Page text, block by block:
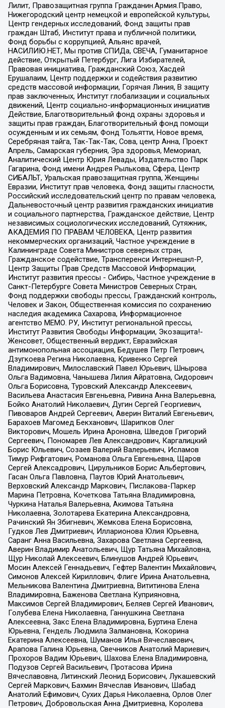
Лилит, Правозащитная группа Гражданин.Армия.Право,
Нижегородский центр немецкой и европейской культуры,
Центр гендерных исследований, Фонд защиты прав
граждан Штаб, Институт права и публичной политики,
Фонд борьбы с коррупцией, Альянс врачей,
НАСИЛИЮ.НЕТ, Мы против СПИДа, СВЕЧА, Гуманитарное
действие, Открытый Петербург, Лига Избирателей,
Правовая инициатива, Гражданский Союз, Хасдей
Ерушалаим, Центр поддержки и содействия развитию
средств массовой информации, Горячая Линия, В защиту
прав заключенных, Институт глобализации и социальных
движений, Центр социально-информационных инициатив
Действие, Благотворительный фонд охраны здоровья и
защиты прав граждан, Благотворительный фонд помощи
осужденным и их семьям, Фонд Тольятти, Новое время,
Серебряная тайга, Так-Так-Так, Сова, центр Анна, Проект
Апрель, Самарская губерния, Эра здоровья, Мемориал,
Аналитический Центр Юрия Левады, Издательство Парк
Гагарина, Фонд имени Андрея Рылькова, Сфера, Центр
СИБАЛЬТ, Уральская правозащитная группа, Женщины
Евразии, Институт прав человека, Фонд защиты гласности,
Российский исследовательский центр по правам человека,
Дальневосточный центр развития гражданских инициатив
и социального партнерства, Гражданское действие, Центр
независимых социологических исследований, Сутяжник,
АКАДЕМИЯ ПО ПРАВАМ ЧЕЛОВЕКА, Центр развития
некоммерческих организаций, Частное учреждение в
Калининграде Совета Министров северных стран,
Гражданское содействие, Трансперенси Интернешнл-Р,
Центр Защиты Прав Средств Массовой Информации,
Институт развития прессы - Сибирь, Частное учреждение в
Санкт-Петербурге Совета Министров Северных Стран,
Фонд поддержки свободы прессы, Гражданский контроль,
Человек и Закон, Общественная комиссия по сохранению
наследия академика Сахарова, Информационное
агентство МЕМО. РУ, Институт региональной прессы,
Институт Развития Свободы Информации, Экозащита!-
Женсовет, Общественный вердикт, Евразийская
антимонопольная ассоциация, Бедушев Петр Петрович,
Дзугкоева Регина Николаевна, Кривенко Сергей
Владимирович, Милославский Павел Юрьевич, Шнырова
Ольга Вадимовна, Чанышева Лилия Айратовна, Сидорович
Ольга Борисовна, Туровский Александр Алексеевич,
Васильева Анастасия Евгеньевна, Ривина Анна Валерьевна,
Бойко Анатолий Николаевич, Дугин Сергей Георгиевич,
Пивоваров Андрей Сергеевич, Аверин Виталий Евгеньевич,
Барахоев Магомед Бекханович, Шарипков Олег
Викторович, Мошель Ирина Ароновна, Шведов Григорий
Сергеевич, Пономарев Лев Александрович, Каргалицкий
Борис Юльевич, Созаев Валерий Валерьевич, Исламов
Тимур Рифгатович, Романова Ольга Евгеньевна, Щаров
Сергей Алексадрович, Цирульников Борис Альбертович,
Гасан Ольга Павловна, Паутов Юрий Анатольевич,
Верховский Александр Маркович, Пислакова-Паркер
Марина Петровна, Кочеткова Татьяна Владимировна,
Чуркина Наталья Валерьевна, Акимова Татьяна
Николаевна, Золотарева Екатерина Александровна,
Рачинский Ян Збигневич, Жемкова Елена Борисовна,
Гудков Лев Дмитриевич, Илларионова Юлия Юрьевна,
Саранг Анна Васильевна, Захарова Светлана Сергеевна,
Аверин Владимир Анатольевич, Щур Татьяна Михайловна,
Щур Николай Алексеевич, Блинушов Андрей Юрьевич,
Мосин Алексей Геннадьевич, Гефтер Валентин Михайлович,
Симонов Алексей Кириллович, Флиге Ирина Анатольевна,
Мельникова Валентина Дмитриевна, Вититинова Елена
Владимировна, Баженова Светлана Куприяновна,
Максимов Сергей Владимирович, Беляев Сергей Иванович,
Голубева Елена Николаевна, Ганнушкина Светлана
Алексеевна, Закс Елена Владимировна, Буртина Елена
Юрьевна, Гендель Людмила Залмановна, Кокорина
Екатерина Алексеевна, Шуманов Илья Вячеславович,
Арапова Галина Юрьевна, Свечников Анатолий Мариевич,
Прохоров Вадим Юрьевич, Шахова Елена Владимировна,
Подузов Сергей Васильевич, Протасова Ирина
Вячеславовна, Литинский Леонид Борисович, Лукашевский
Сергей Маркович, Бахмин Вячеслав Иванович, Шабад
Анатолий Ефимович, Сухих Дарья Николаевна, Орлов Олег
Петрович, Добровольская Анна Дмитриевна, Королева